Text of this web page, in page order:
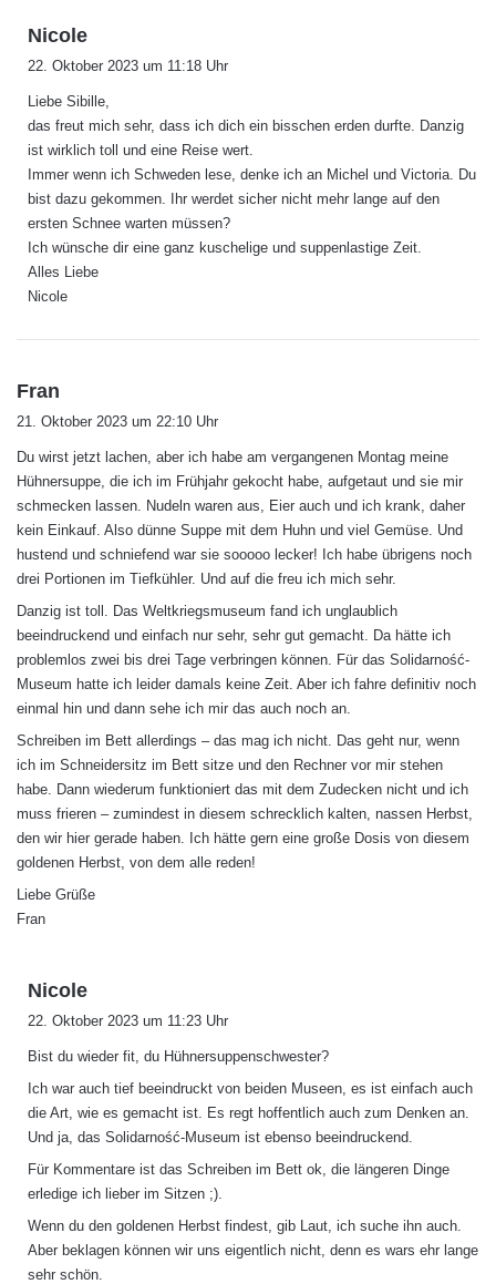
Nicole
t
:
22. Oktober 2023 um 11:18 Uhr
Liebe Sibille,
das freut mich sehr, dass ich dich ein bisschen erden durfte. Danzig
ist wirklich toll und eine Reise wert.
Immer wenn ich Schweden lese, denke ich an Michel und Victoria. Du
bist dazu gekommen. Ihr werdet sicher nicht mehr lange auf den
ersten Schnee warten müssen?
Ich wünsche dir eine ganz kuschelige und suppenlastige Zeit.
Alles Liebe
Nicole
Fran
t
:
21. Oktober 2023 um 22:10 Uhr
Du wirst jetzt lachen, aber ich habe am vergangenen Montag meine
Hühnersuppe, die ich im Frühjahr gekocht habe, aufgetaut und sie mir
schmecken lassen. Nudeln waren aus, Eier auch und ich krank, daher
kein Einkauf. Also dünne Suppe mit dem Huhn und viel Gemüse. Und
hustend und schniefend war sie sooooo lecker! Ich habe übrigens noch
drei Portionen im Tiefkühler. Und auf die freu ich mich sehr.
Danzig ist toll. Das Weltkriegsmuseum fand ich unglaublich
beeindruckend und einfach nur sehr, sehr gut gemacht. Da hätte ich
problemlos zwei bis drei Tage verbringen können. Für das Solidarność-
Museum hatte ich leider damals keine Zeit. Aber ich fahre definitiv noch
einmal hin und dann sehe ich mir das auch noch an.
Schreiben im Bett allerdings – das mag ich nicht. Das geht nur, wenn
ich im Schneidersitz im Bett sitze und den Rechner vor mir stehen
habe. Dann wiederum funktioniert das mit dem Zudecken nicht und ich
muss frieren – zumindest in diesem schrecklich kalten, nassen Herbst,
den wir hier gerade haben. Ich hätte gern eine große Dosis von diesem
goldenen Herbst, von dem alle reden!
Liebe Grüße
Fran
Nicole
t
:
22. Oktober 2023 um 11:23 Uhr
Bist du wieder fit, du Hühnersuppenschwester?
Ich war auch tief beeindruckt von beiden Museen, es ist einfach auch
die Art, wie es gemacht ist. Es regt hoffentlich auch zum Denken an.
Und ja, das Solidarność-Museum ist ebenso beeindruckend.
Für Kommentare ist das Schreiben im Bett ok, die längeren Dinge
erledige ich lieber im Sitzen ;).
Wenn du den goldenen Herbst findest, gib Laut, ich suche ihn auch.
Aber beklagen können wir uns eigentlich nicht, denn es wars ehr lange
sehr schön.